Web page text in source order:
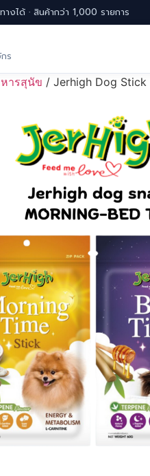
างได้ · สินค้ากว่า 1,000 รายการ
ร
ารสุนัข / Jerhigh Dog Stick